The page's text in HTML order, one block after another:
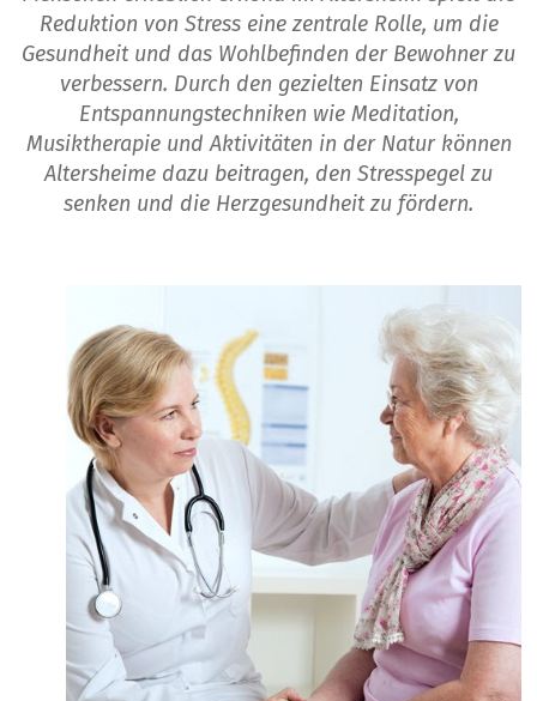
Reduktion von Stress eine zentrale Rolle, um die
Gesundheit und das Wohlbefinden der Bewohner zu
verbessern. Durch den gezielten Einsatz von
Entspannungstechniken wie Meditation,
Musiktherapie und Aktivitäten in der Natur können
Altersheime dazu beitragen, den Stresspegel zu
senken und die Herzgesundheit zu fördern.